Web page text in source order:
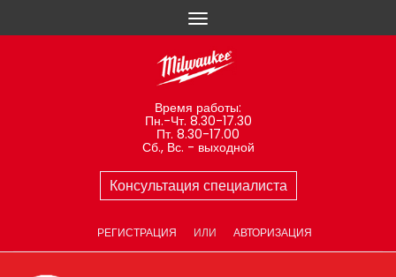
Время работы:
Пн.-Чт. 8.30-17.30
Пт. 8.30-17.00
Сб., Вс. - выходной
Консультация специалиста
РЕГИСТРАЦИЯ ИЛИ АВТОРИЗАЦИЯ